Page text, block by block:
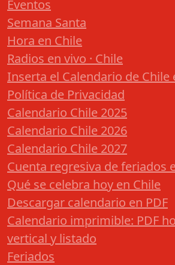
Eventos
Semana Santa
Hora en Chile
Radios en vivo · Chile
Inserta el Calendario de Chile
Política de Privacidad
Calendario Chile 2025
Calendario Chile 2026
Calendario Chile 2027
Cuenta regresiva de feriados
Qué se celebra hoy en Chile
Descargar calendario en PDF
Calendario imprimible: PDF
vertical y listado
Feriados